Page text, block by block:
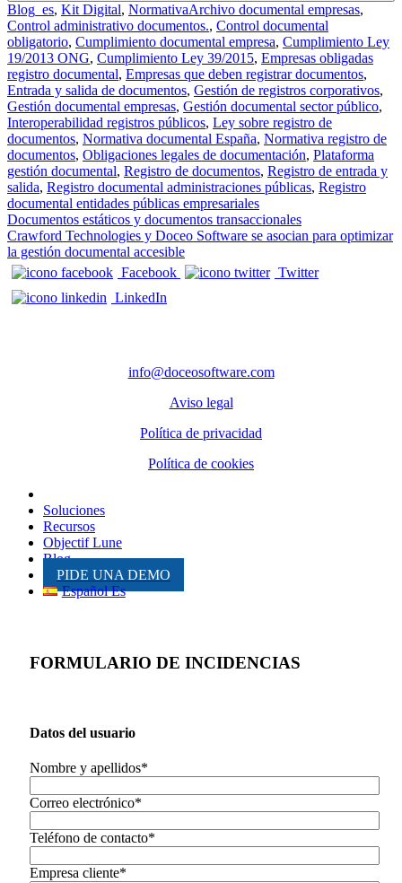
Blog_es, Kit Digital, NormativaArchivo documental empresas,
Control administrativo documentos., Control documental
obligatorio, Cumplimiento documental empresa, Cumplimiento Ley
19/2013 ONG, Cumplimiento Ley 39/2015, Empresas obligadas
registro documental, Empresas que deben registrar documentos,
Entrada y salida de documentos, Gestión de registros corporativos,
Gestión documental empresas, Gestión documental sector público,
Interoperabilidad registros públicos, Ley sobre registro de
documentos, Normativa documental España, Normativa registro de
documentos, Obligaciones legales de documentación, Plataforma
gestión documental, Registro de documentos, Registro de entrada y
salida, Registro documental administraciones públicas, Registro
documental entidades públicas empresariales
Navegación de entradas
Documentos estáticos y documentos transaccionales
Crawford Technologies y Doceo Software se asocian para optimizar
la gestión documental accesible
Facebook
Twitter
LinkedIn
info@doceosoftware.com
Aviso legal
Política de privacidad
Política de cookies
Soluciones
Recursos
Objectif Lune
Blog
PIDE UNA DEMO
Español Es
FORMULARIO DE INCIDENCIAS
Datos del usuario
Nombre y apellidos*
Correo electrónico*
Teléfono de contacto*
Empresa cliente*